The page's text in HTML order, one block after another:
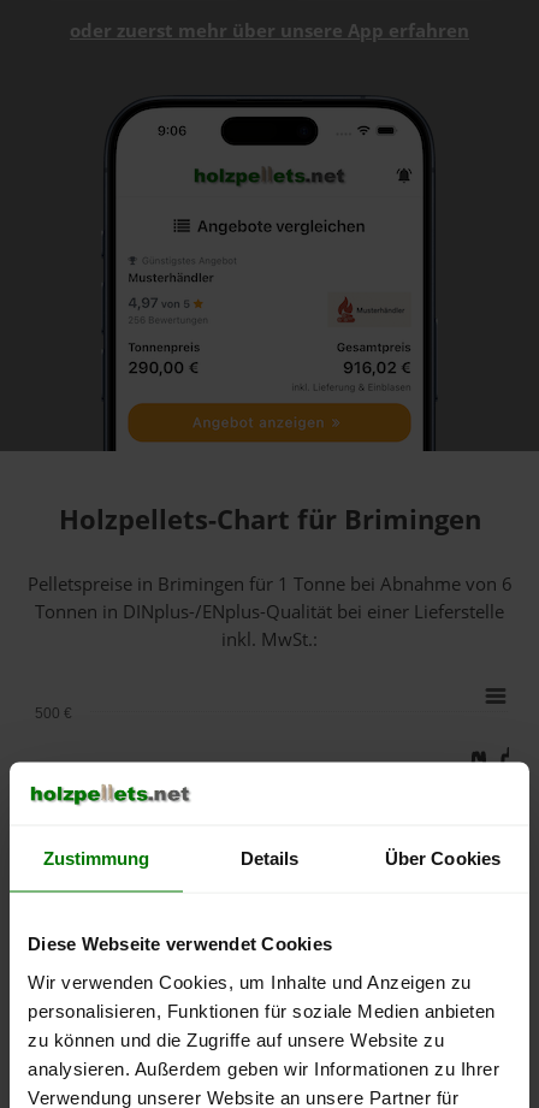
Zustimmung Details Über Cookies
Diese Webseite verwendet Cookies
Wir verwenden Cookies, um Inhalte und Anzeigen zu
personalisieren, Funktionen für soziale Medien anbieten
zu können und die Zugriffe auf unsere Website zu
analysieren. Außerdem geben wir Informationen zu Ihrer
Verwendung unserer Website an unsere Partner für
oder zuerst mehr über unsere App erfahren
Holzpellets-Chart für Brimingen
Pelletspreise in Brimingen für 1 Tonne bei Abnahmevon 6
Tonnen in DINplus-/ENplus-Qualität bei einer Lieferstelle
inkl. MwSt.:
September
2025
Januar
2026
Mai
2026
250 €
300 €
500 €